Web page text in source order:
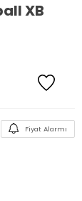
XB
Fiyat Alarmı